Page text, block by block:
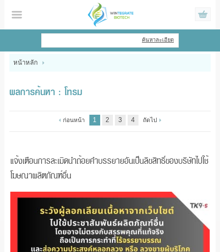
ไทย | English
หน้าหลัก
แจ้งชำระเงิน
ค้นหาละเอียด
หน้าหลัก
ผลการค้นหา : โทรม
ก่อนหน้า 1 2 3 4 ถัดไป
แจ้งเตือนการละเมิดนำถ้อยคำบรรยายอันเป็นลิขสิทธิ์ของบริษัทไปใช้
โฆษณาผลิตภัณฑ์อื่น